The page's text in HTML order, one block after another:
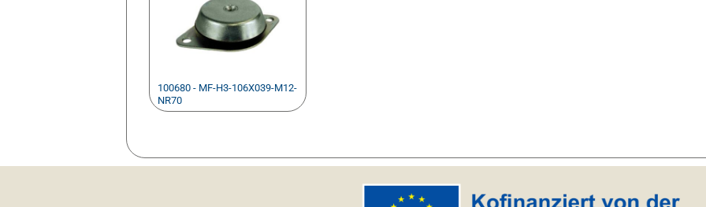
100680 - MF-H3-106X039-M12-
NR70